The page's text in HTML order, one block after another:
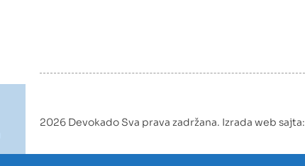
2026 Devokado Sva prava zadržana. Izrada web sajta: